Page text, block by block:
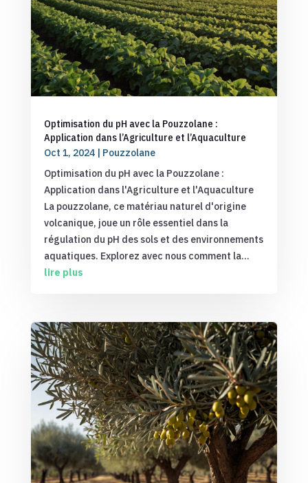
Optimisation du pH avec la Pouzzolane :
Application dans l’Agriculture et l’Aquaculture
Oct 1, 2024| Pouzzolane
Optimisation du pH avec la Pouzzolane :
Application dans l'Agriculture et l'Aquaculture
La pouzzolane, ce matériau naturel d'origine
volcanique, joue un rôle essentiel dans la
régulation du pH des sols et des environnements
aquatiques. Explorez avec nous comment la...
lire plus